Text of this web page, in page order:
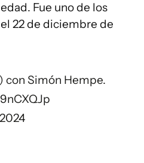
Fue uno de los
22 de diciembre de
con Simón Hempe.